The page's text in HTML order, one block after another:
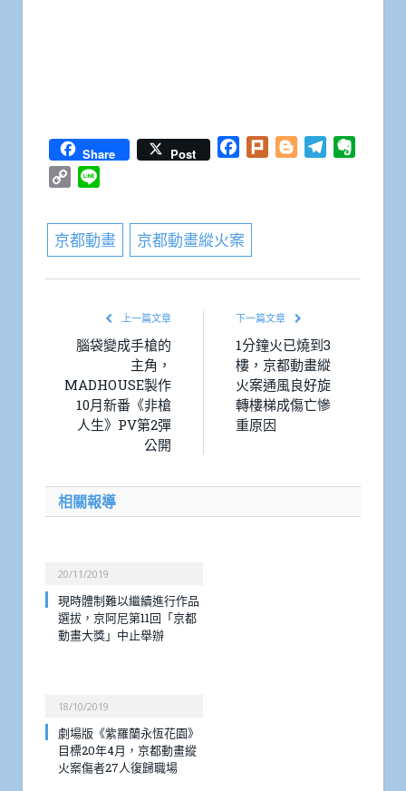
Share Post Facebook
Plurk BloggerTelegram
Copy
京都動畫 京都動畫縱火案
上一篇文章
腦袋變成手槍的
主角，
MADHOUSE製作
10月新番《非槍
人生》PV第2彈
公開
下一篇文章
1分鐘火已燒到3
樓，京都動畫縱
火案通風良好旋
轉樓梯成傷亡慘
重原因
相關報導
20/11/2019
現時體制難以繼續進行作品
選拔，京阿尼第11回「京都
動畫大獎」中止舉辦
18/10/2019
劇場版《紫羅蘭永恆花園》
目標20年4月，京都動畫縱
火案傷者27人復歸職場